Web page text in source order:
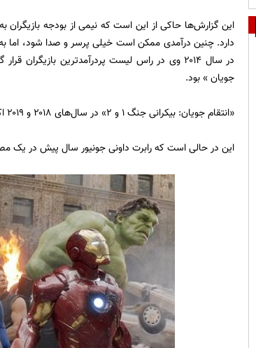
این گزارش‌ها حاکی از این است که نیمی از بودجه بازیگران
دارد. چنین درآمدی ممکن است خیلی پرسر و صدا شود، اما
جویان » بود.
«انتقام جویان: بیکرانی جنگ ۱ و ۲» در سال‌های ۲۰۱۸ و ۲۰۱۹ اکران می شود.
این در حالی است که رابرت داونی جونیور سال پیش در یک